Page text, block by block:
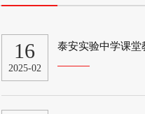
16
2025-02
泰安实验中学课